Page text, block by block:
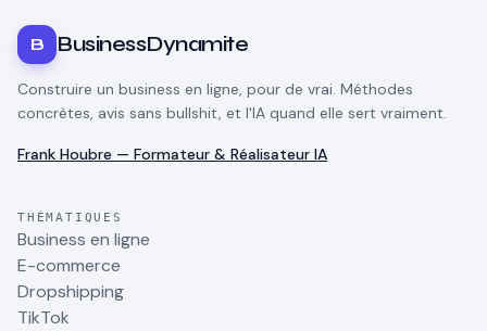
B BusinessDynamite
Construire un business en ligne, pour de vrai. Méthodes
concrètes, avis sans bullshit, et l'IA quand elle sert vraiment.
Frank Houbre — Formateur & Réalisateur IA
THÉMATIQUES
Business en ligne
E-commerce
Dropshipping
TikTok